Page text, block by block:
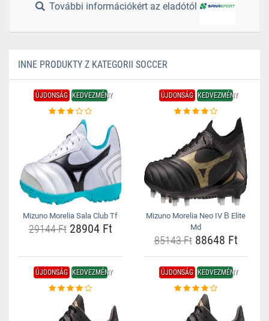
További információkért az eladótól
INNE PRODUKTY Z KATEGORII SOCCER
ÚJDONSÁG KEDVEZMÉNY
Mizuno Morelia Sala Club Tf
29144 Ft28904 Ft
ÚJDONSÁG KEDVEZMÉNY
Mizuno Morelia Neo IV Β Elite
Md
85143 Ft88648 Ft
ÚJDONSÁG KEDVEZMÉNY ÚJDONSÁG KEDVEZMÉNY